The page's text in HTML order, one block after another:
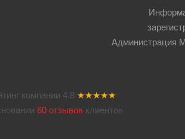
Администрация
компании 4.8 ★★★★★
60 отзывов клиентов